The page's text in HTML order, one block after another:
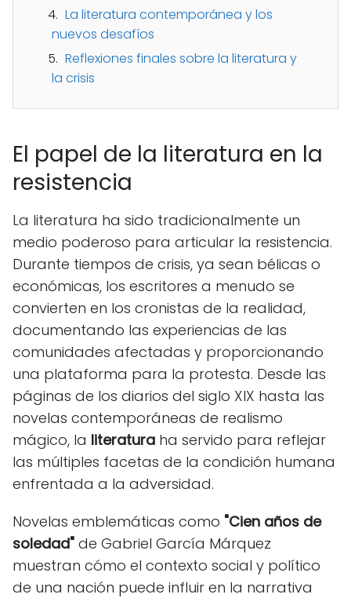
La literatura contemporánea y los
nuevos desafíos
Reflexiones finales sobre la literatura y
la crisis
El papel de la literatura en la
resistencia
La literatura ha sido tradicionalmente un
medio poderoso para articular la resistencia.
Durante tiempos de crisis, ya sean bélicas o
económicas, los escritores a menudo se
convierten en los cronistas de la realidad,
documentando las experiencias de las
comunidades afectadas y proporcionando
una plataforma para la protesta. Desde las
páginas de los diarios del siglo XIX hasta las
novelas contemporáneas de realismo
mágico, la literatura ha servido para reflejar
las múltiples facetas de la condición humana
enfrentada a la adversidad.
Novelas emblemáticas como "Cien años de
soledad" de Gabriel García Márquez
muestran cómo el contexto social y político
de una nación puede influir en la narrativa